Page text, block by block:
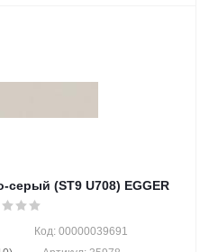
серый (ST9 U708) EGGER
Код: 00000039691